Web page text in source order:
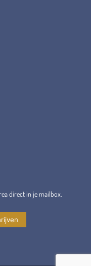
direct in je mailbox.